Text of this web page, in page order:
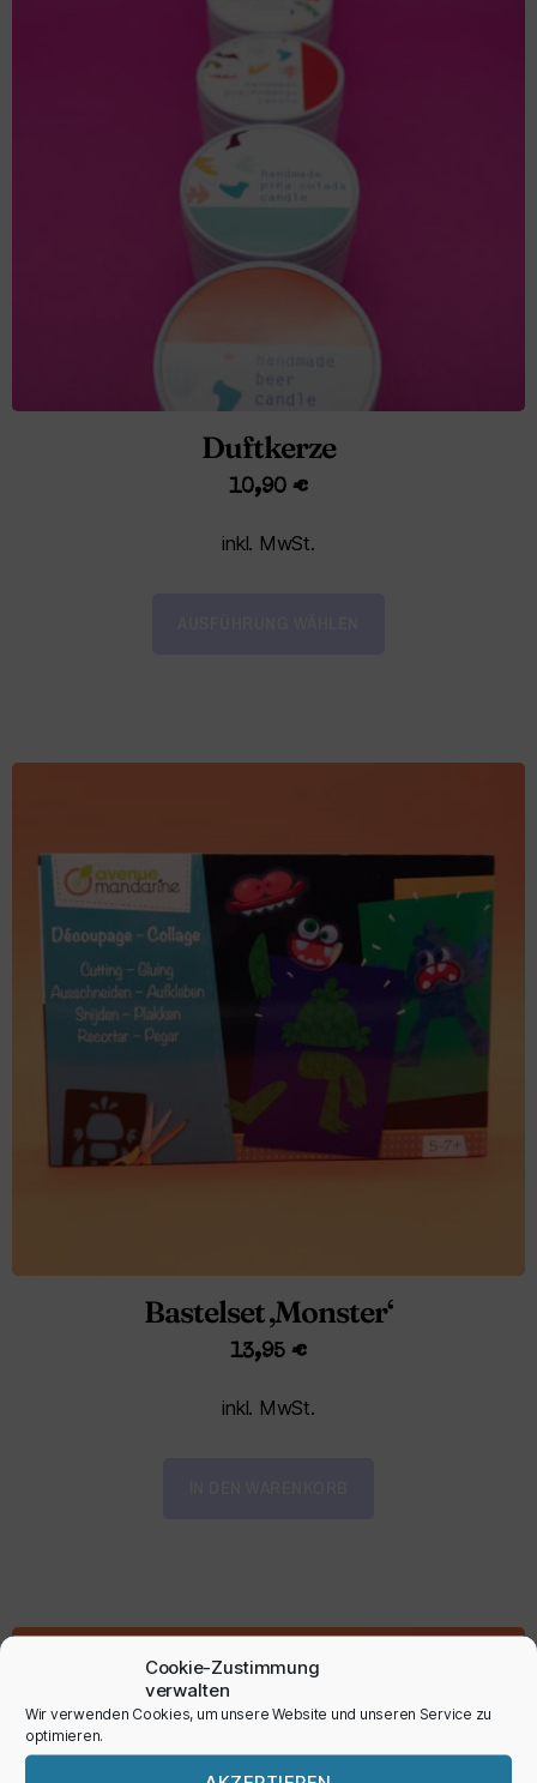
Cookie-Zustimmung
verwalten
Wir verwenden Cookies, um unsere Website und unseren Service zu
optimieren.
Duftkerze
10,90 €
inkl. MwSt.
Bastelset ‚Monster‘
13,95 €
inkl. MwSt.